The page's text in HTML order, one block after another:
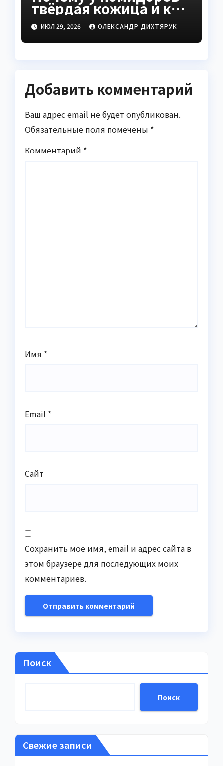
твёрдая кожица и как
это исправить
ИЮЛ 29, 2026 ОЛЕКСАНДР ДИХТЯРУК
Добавить комментарий
Ваш адрес email не будет опубликован.
Обязательные поля помечены *
Комментарий *
Имя *
Email *
Сайт
Сохранить моё имя, email и адрес сайта в
этом браузере для последующих моих
комментариев.
Поиск
Поиск
Свежие записи